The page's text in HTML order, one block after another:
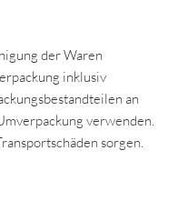
der Waren
inklusiv
an
verwenden.
sorgen.